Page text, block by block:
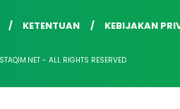
KETENTUAN KEBIJAKAN
- ALL RIGHTS RESERVED